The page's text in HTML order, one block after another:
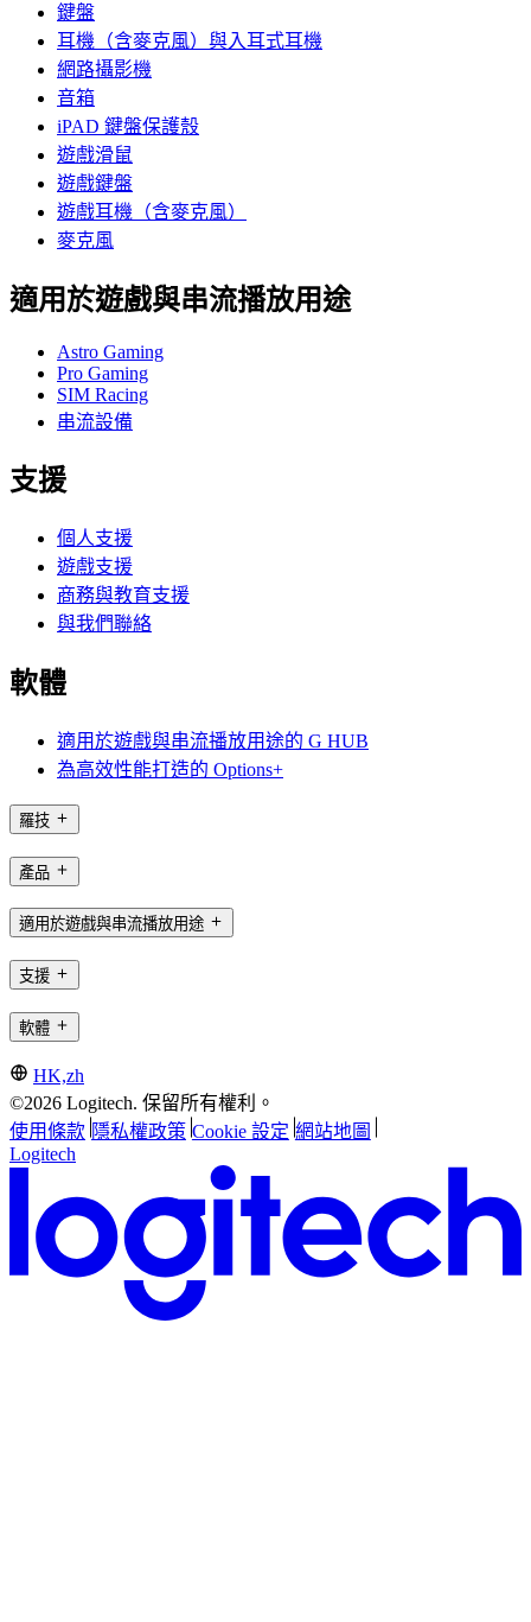
鍵盤
耳機（含麥克風）與入耳式耳機
網路攝影機
音箱
iPAD 鍵盤保護殼
遊戲滑鼠
遊戲鍵盤
遊戲耳機（含麥克風）
麥克風
適用於遊戲與串流播放用途
Astro Gaming
Pro Gaming
SIM Racing
串流設備
支援
個人支援
遊戲支援
商務與教育支援
與我們聯絡
軟體
適用於遊戲與串流播放用途的 G HUB
為高效性能打造的 Options+
羅技
產品
適用於遊戲與串流播放用途
支援
軟體
HK,zh
©2026 Logitech. 保留所有權利。
使用條款 隱私權政策 Cookie 設定 網站地圖
Logitech